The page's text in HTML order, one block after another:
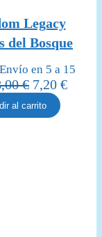
Legacy
del Bosque
en 5 a 15
€ El
precio
original
7,20 €El
al carrito